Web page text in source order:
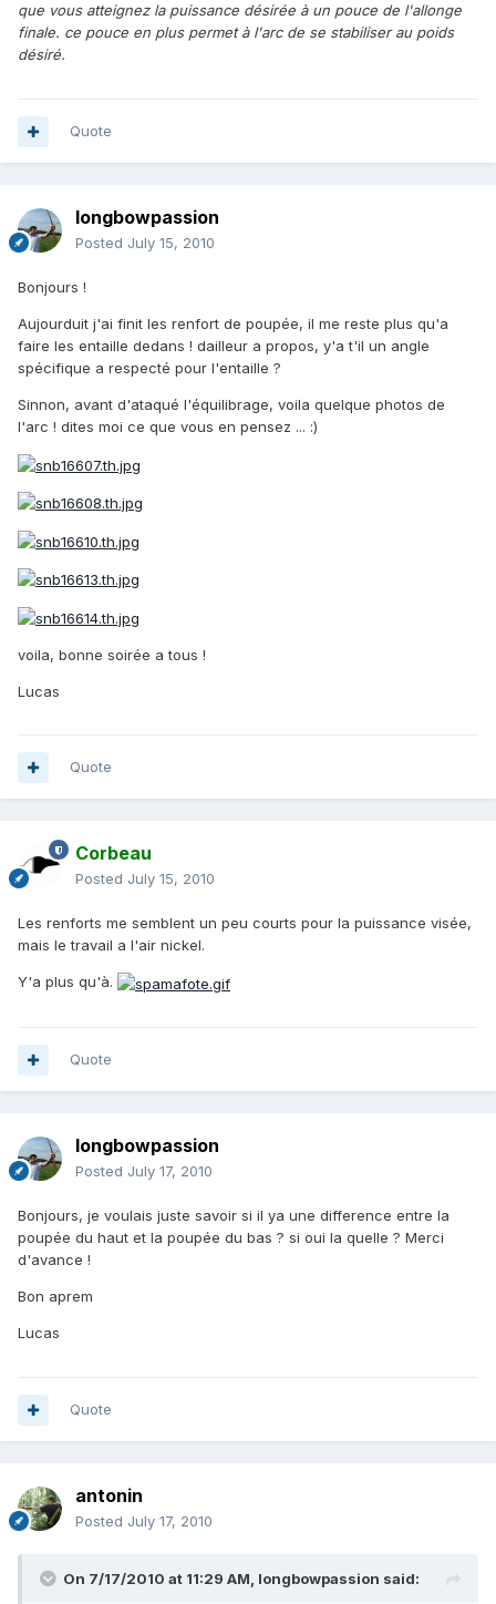
que vous atteignez la puissance désirée à un pouce de l'allonge
finale. ce pouce en plus permet à l'arc de se stabiliser au poids
désiré.
Quote
longbowpassion
Posted July 15, 2010
Bonjours !
Aujourduit j'ai finit les renfort de poupée, il me reste plus qu'a
faire les entaille dedans ! dailleur a propos, y'a t'il un angle
spécifique a respecté pour l'entaille ?
Sinnon, avant d'ataqué l'équilibrage, voila quelque photos de
l'arc ! dites moi ce que vous en pensez ... :)
voila, bonne soirée a tous !
Lucas
Quote
Corbeau
Posted July 15, 2010
Les renforts me semblent un peu courts pour la puissance visée,
mais le travail a l'air nickel.
Y'a plus qu'à.
Quote
longbowpassion
Posted July 17, 2010
Bonjours, je voulais juste savoir si il ya une difference entre la
poupée du haut et la poupée du bas ? si oui la quelle ? Merci
d'avance !
Bon aprem
Lucas
Quote
antonin
Posted July 17, 2010
On 7/17/2010 at 11:29 AM, longbowpassion said: